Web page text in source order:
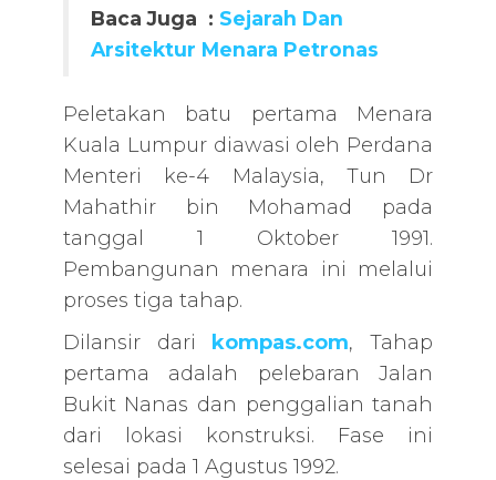
Baca Juga : Sejarah Dan
Arsitektur Menara Petronas
Peletakan batu pertama Menara
Kuala Lumpur diawasi oleh Perdana
Menteri ke-4 Malaysia, Tun Dr
Mahathir bin Mohamad pada
tanggal 1 Oktober 1991.
Pembangunan menara ini melalui
proses tiga tahap.
Dilansir dari
kompas.com, Tahap
pertama adalah pelebaran Jalan
Bukit Nanas dan penggalian tanah
dari lokasi konstruksi. Fase ini
selesai pada 1 Agustus 1992.